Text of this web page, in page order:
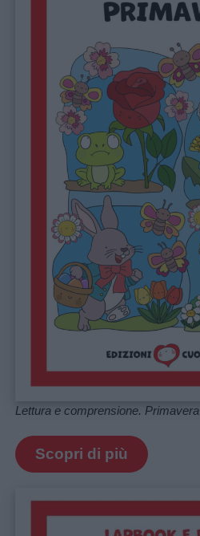
femminili
Frasi
aforismi
Buongiorno
Buonanotte
Auguri
positiva
Lettura e comprensione. Primavera
Scopri di più